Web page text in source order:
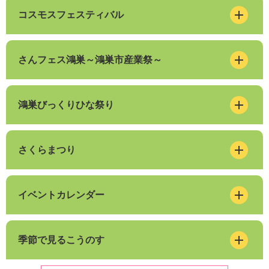
コスモスフェスティバル
さんフェス鴻巣～鴻巣市産業祭～
鴻巣びっくりひな祭り
さくらまつり
イベントカレンダー
季節で見るこうのす